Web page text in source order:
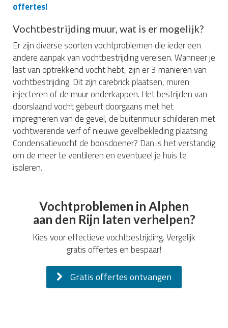
offertes!
Vochtbestrijding muur, wat is er mogelijk?
Er zijn diverse soorten vochtproblemen die ieder een
andere aanpak van vochtbestrijding vereisen. Wanneer je
last van optrekkend vocht hebt, zijn er 3 manieren van
vochtbestrijding. Dit zijn carebrick plaatsen, muren
injecteren of de muur onderkappen. Het bestrijden van
doorslaand vocht gebeurt doorgaans met het
impregneren van de gevel, de buitenmuur schilderen met
vochtwerende verf of nieuwe gevelbekleding plaatsing.
Condensatievocht de boosdoener? Dan is het verstandig
om de meer te ventileren en eventueel je huis te
isoleren.
Vochtproblemen in Alphen
aan den Rijn laten verhelpen?
Kies voor effectieve vochtbestrijding. Vergelijk
gratis offertes en bespaar!
Gratis offertes ontvangen